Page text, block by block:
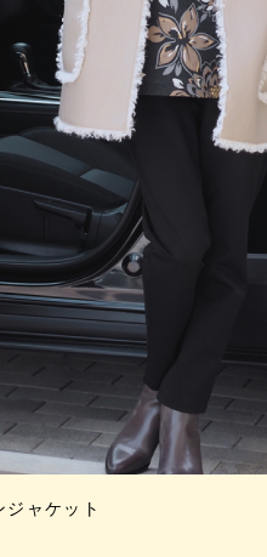
ジャケット